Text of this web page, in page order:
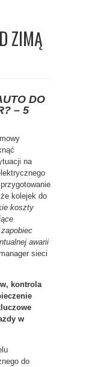
ZIMĄ
DO
– 5
na
kolejek do
koszty
awarii
sieci
kontrola
w
do